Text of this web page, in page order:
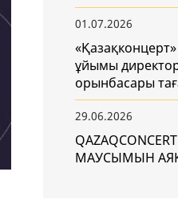
01.07.2026
ұйымы
орынбасары
29.06.2026
МАУСЫМЫН